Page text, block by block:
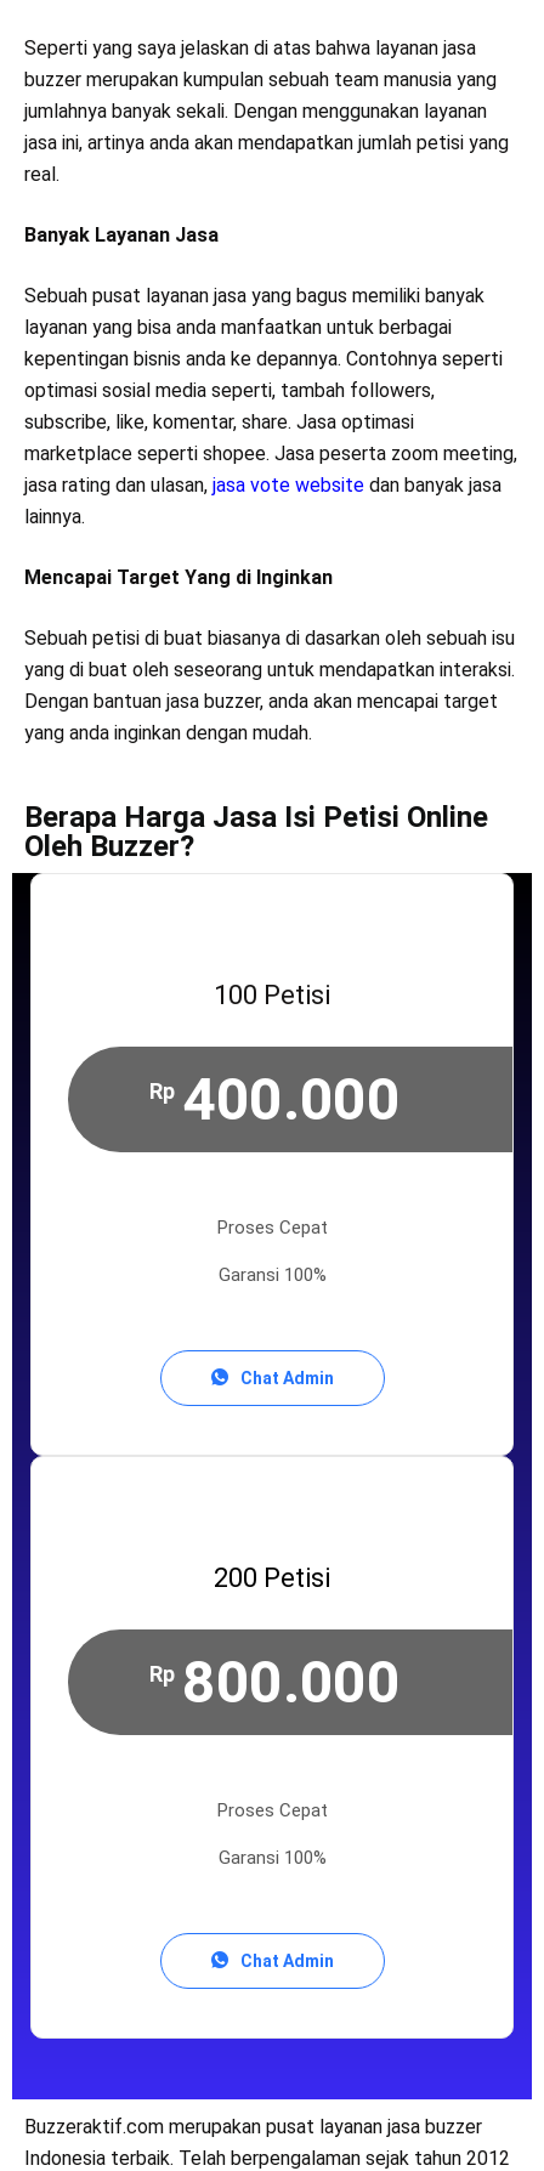
Seperti yang saya jelaskan di atas bahwa layanan jasa
buzzer merupakan kumpulan sebuah team manusia yang
jumlahnya banyak sekali. Dengan menggunakan layanan
jasa ini, artinya anda akan mendapatkan jumlah petisi yang
real.
Banyak Layanan Jasa
Sebuah pusat layanan jasa yang bagus memiliki banyak
layanan yang bisa anda manfaatkan untuk berbagai
kepentingan bisnis anda ke depannya. Contohnya seperti
optimasi sosial media seperti, tambah followers,
subscribe, like, komentar, share. Jasa optimasi
marketplace seperti shopee. Jasa peserta zoom meeting,
jasa rating dan ulasan, jasa vote website dan banyak jasa
lainnya.
Mencapai Target Yang di Inginkan
Sebuah petisi di buat biasanya di dasarkan oleh sebuah isu
yang di buat oleh seseorang untuk mendapatkan interaksi.
Dengan bantuan jasa buzzer, anda akan mencapai target
yang anda inginkan dengan mudah.
Berapa Harga Jasa Isi Petisi Online
Oleh Buzzer?
100 Petisi
Rp 400.000
Proses Cepat
Garansi 100%
Chat Admin
200 Petisi
Rp 800.000
Proses Cepat
Garansi 100%
Chat Admin
Buzzeraktif.com merupakan pusat layanan jasa buzzer
Indonesia terbaik. Telah berpengalaman sejak tahun 2012